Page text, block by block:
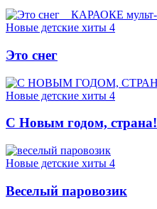
Новые детские хиты 4
Это снег
Новые детские хиты 4
С Новым годом, страна!
Новые детские хиты 4
Веселый паровозик